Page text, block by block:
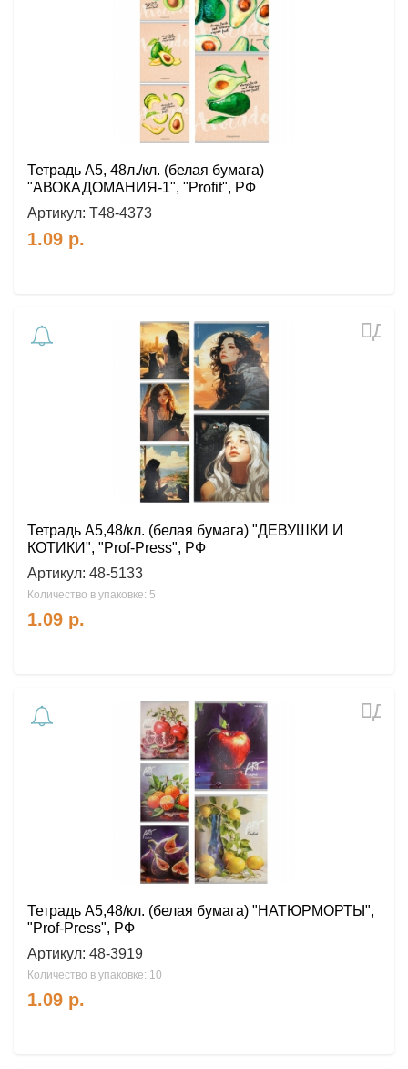
Тетрадь А5, 48л./кл. (белая бумага)
"АВОКАДОМАНИЯ-1", "Profit", РФ
Артикул: Т48-4373
1.09 р.
Тетрадь А5,48/кл. (белая бумага) "ДЕВУШКИ И
КОТИКИ", "Prof-Press", РФ
Артикул: 48-5133
Количество в упаковке: 5
1.09 р.
Тетрадь А5,48/кл. (белая бумага) "НАТЮРМОРТЫ",
"Prof-Press", РФ
Артикул: 48-3919
Количество в упаковке: 10
1.09 р.